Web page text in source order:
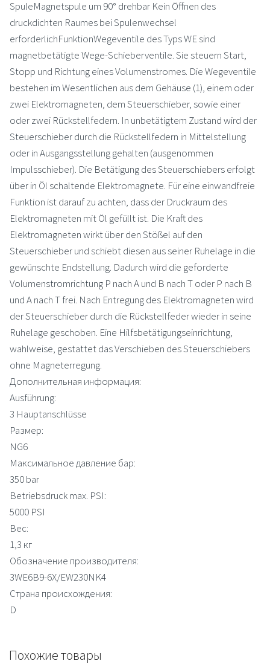
SpuleMagnetspule um 90° drehbar Kein Öffnen des
druckdichten Raumes bei Spulenwechsel
erforderlichFunktionWegeventile des Typs WE sind
magnetbetätigte Wege-Schieberventile. Sie steuern Start,
Stopp und Richtung eines Volumenstromes. Die Wegeventile
bestehen im Wesentlichen aus dem Gehäuse (1), einem oder
zwei Elektromagneten, dem Steuerschieber, sowie einer
oder zwei Rückstellfedern. In unbetätigtem Zustand wird der
Steuerschieber durch die Rückstellfedern in Mittelstellung
oder in Ausgangsstellung gehalten (ausgenommen
Impulsschieber). Die Betätigung des Steuerschiebers erfolgt
über in Öl schaltende Elektromagnete. Für eine einwandfreie
Funktion ist darauf zu achten, dass der Druckraum des
Elektromagneten mit Öl gefüllt ist. Die Kraft des
Elektromagneten wirkt über den Stößel auf den
Steuerschieber und schiebt diesen aus seiner Ruhelage in die
gewünschte Endstellung. Dadurch wird die geforderte
Volumenstromrichtung P nach A und B nach T oder P nach B
und A nach T frei. Nach Entregung des Elektromagneten wird
der Steuerschieber durch die Rückstellfeder wieder in seine
Ruhelage geschoben. Eine Hilfsbetätigungseinrichtung,
wahlweise, gestattet das Verschieben des Steuerschiebers
ohne Magneterregung.
Дополнительная информация:
Ausführung:
3 Hauptanschlüsse
Размер:
NG6
Максимальное давление бар:
350 bar
Betriebsdruck max. PSI:
5000 PSI
Вес:
1,3 кг
Обозначение производителя:
3WE6B9-6X/EW230NK4
Страна происхождения:
D
Похожие товары